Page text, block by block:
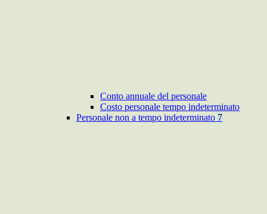
Conto annuale del personale
Costo personale tempo indeterminato
Personale non a tempo indeterminato 7